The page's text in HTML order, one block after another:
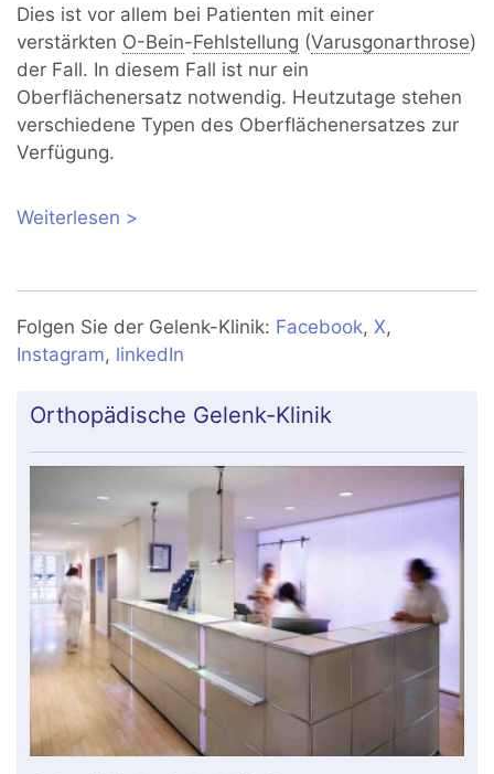
Dies ist vor allem bei Patienten mit einer
verstärkten O-Bein-Fehlstellung (Varusgonarthrose)
der Fall. In diesem Fall ist nur ein
Oberflächenersatz notwendig. Heutzutage stehen
verschiedene Typen des Oberflächenersatzes zur
Verfügung.
Weiterlesen über Knieteilprothese (Repicci):
Folgen Sie der Gelenk-Klinik: Facebook,X,
Instagram, linkedIn
Orthopädische Gelenk-Klinik